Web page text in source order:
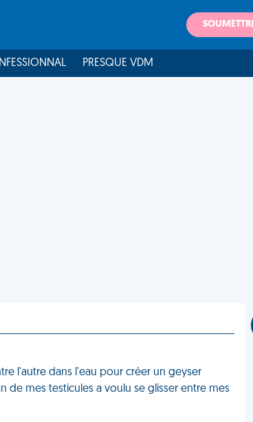
PRESQUE VDM
l'autre dans l'eau pour créer un geyser
de mes testicules a voulu se glisser entre mes